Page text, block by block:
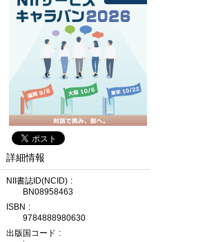
詳細情報
NII書誌ID(NCID)
BN08958463
ISBN
9784888980630
出版国コード